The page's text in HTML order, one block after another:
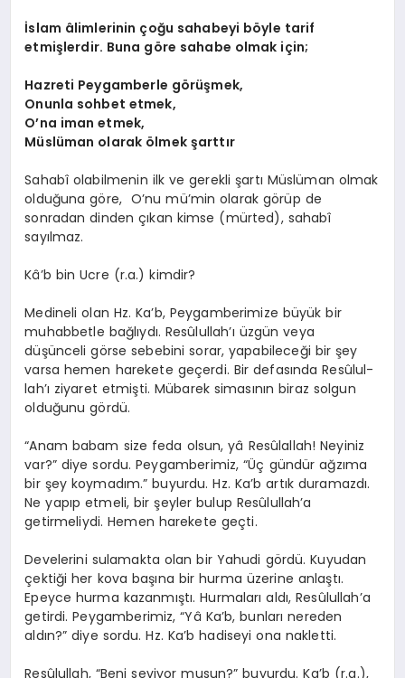
İslam âlimlerinin çoğu sahabeyi böyle tarif
etmişlerdir. Buna göre sahabe olmak için;
Hazreti Peygamberle görüşmek,
Onunla sohbet etmek,
O’na iman etmek,
Müslüman olarak ölmek şarttır
Sahabî olabilmenin ilk ve gerekli şartı Müslüman olmak
olduğuna göre, O’nu mü’min olarak görüp de
sonradan dinden çıkan kimse (mürted), sahabî
sayılmaz.
Kâ’b bin Ucre (r.a.) kimdir?
Medineli olan Hz. Ka’b, Peygamberimize büyük bir
muhabbetle bağlıydı. Re­sû­lul­lah’ı üzgün veya
düşünceli görse sebebini sorar, yapabileceği bir şey
varsa he­men hare­kete geçerdi. Bir defasında Re­sû­lul­
lah’ı ziyaret etmişti. Mübarek sima­sının biraz solgun
olduğunu gördü.
“Anam babam size feda olsun, yâ Re­sû­lal­lah! Neyiniz
var?” diye sordu. Peygamberimiz, “Üç gündür ağzıma
bir şey koy­madım.” buyurdu. Hz. Ka’b artık duramazdı.
Ne yapıp etmeli, bir şeyler bulup Re­sû­lul­lah’a
getirmeliydi. Hemen harekete geçti.
Develerini sulamakta olan bir Yahudi gördü. Kuyudan
çektiği her kova başına bir hurma üzerine anlaştı.
Epeyce hurma kazanmıştı. Hurmaları aldı, Re­sû­lul­lah’a
getirdi. Peygamberi­miz, “Yâ Ka’b, bunları nereden
aldın?” diye sordu. Hz. Ka’b hadiseyi ona naklet­ti.
Re­sû­lul­lah, “Beni seviyor musun?” buyurdu. Ka’b (r.a.),